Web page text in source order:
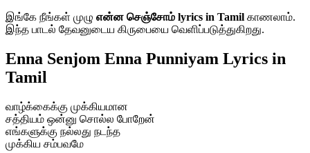
இங்கே நீங்கள் முழு என்ன செஞ்சோம் lyrics in Tamil காணலாம்.
இந்த பாடல் தேவனுடைய கிருபையை வெளிப்படுத்துகிறது.
Enna Senjom Enna Punniyam Lyrics in
Tamil
வாழ்க்கைக்கு முக்கியமான
சத்தியம் ஒன்னு சொல்ல போறேன்
எங்களுக்கு நல்லது நடந்த
முக்கிய சம்பவமே